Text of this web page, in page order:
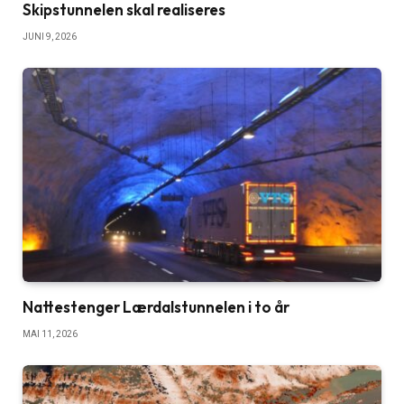
Skipstunnelen skal realiseres
JUNI 9, 2026
Nattestenger Lærdalstunnelen i to år
MAI 11, 2026